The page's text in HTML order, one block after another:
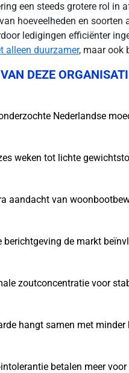
een steeds grotere rol in
hoeveelheden en
ledigingen efficiënter
alleen duurzamer, maar ook
DEZE
Nederlandse
weken tot lichte
aandacht van
berichtgeving de markt
zoutconcentratie voor
hangt samen met minder
betalen meer